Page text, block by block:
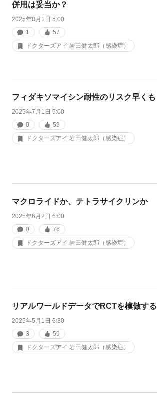
併用は妥当か？
2025年8月1日 5:00
1
57
ドクターズアイ 岩田健太郎（感染症）
フィダキソマイシン耐性のリスク早くも
2025年7月1日 5:00
0
59
ドクターズアイ 岩田健太郎（感染症）
マクロライドか、テトラサイクリンか
2025年6月2日 6:00
0
76
ドクターズアイ 岩田健太郎（感染症）
リアルワールドデータでRCTを模倣する
2025年5月1日 6:30
3
59
ドクターズアイ 岩田健太郎（感染症）